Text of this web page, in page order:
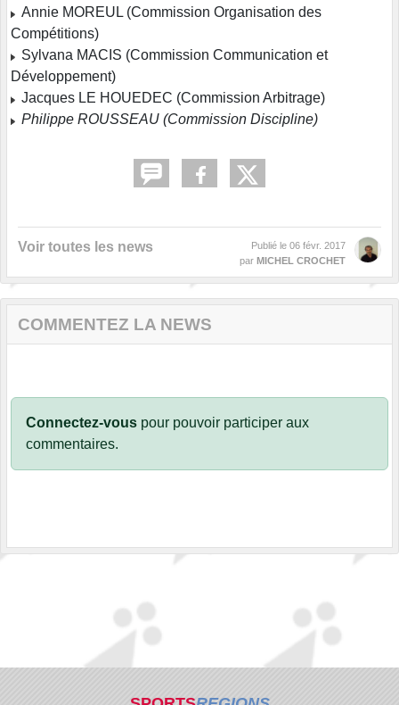
Annie MOREUL (Commission Organisation des
Compétitions)
Sylvana MACIS (Commission Communication et
Développement)
Jacques LE HOUEDEC (Commission Arbitrage)
Philippe ROUSSEAU (Commission Discipline)
Voir toutes les news Publié le 06 févr. 2017
par MICHEL CROCHET
COMMENTEZ LA NEWS
Connectez-vous pour pouvoir participer aux
commentaires.